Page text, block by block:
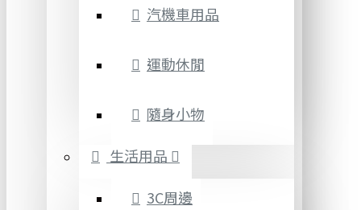
汽機車用品
運動休閒
隨身小物
生活用品
3C周邊